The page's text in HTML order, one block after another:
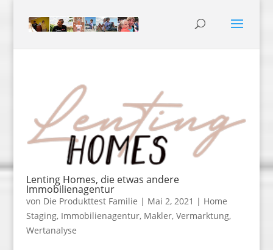
Lenting Homes, die etwas andere
Immobilienagentur
von Die Produkttest Familie | Mai 2, 2021 | Home
Staging, Immobilienagentur, Makler, Vermarktung,
Wertanalyse